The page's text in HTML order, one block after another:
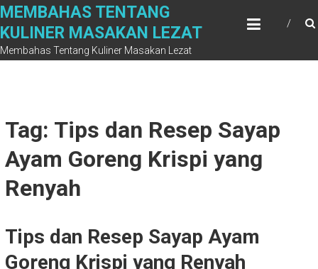
Skip
content
MEMBAHAS TENTANG
KULINER MASAKAN LEZAT
Membahas Tentang Kuliner Masakan Lezat
Tag: Tips dan Resep Sayap
Ayam Goreng Krispi yang
Renyah
Tips dan Resep Sayap Ayam
Goreng Krispi yang Renyah